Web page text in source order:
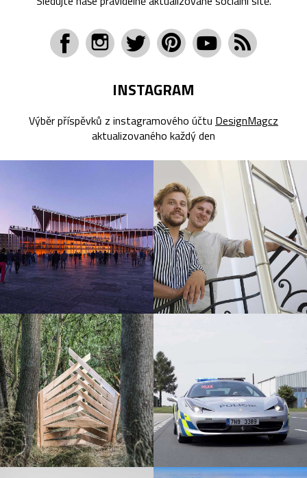
INSTAGRAM
Výběr příspěvků z instagramového účtu DesignMagcz
aktualizovaného každý den